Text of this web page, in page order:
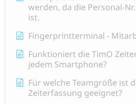
werden, da die Personal-
ist.
Fingerprintterminal -
Funktioniert die TimO
jedem Smartphone?
Für welche Teamgröße ist
Zeiterfassung geeignet?